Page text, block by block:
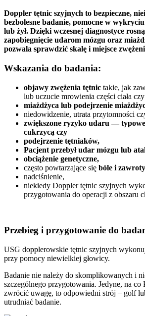
Doppler tętnic szyjnych to bezpieczne,
bezbolesne badanie, pomocne w
lub żył. Dzięki wczesnej diagnostyce
zapobiegnięcie udarom mózgu oraz
pozwala sprawdzić skalę i miejsce
Wskazania do badania:
objawy zwężenia tętnic takie, jak
lub uczucie mrowienia części ciała
miażdżyca lub podejrzenie
niedowidzenie, utrata przytomności
zwiększone ryzyko udaru — typowe
cukrzycą czy
podejrzenie tętniaków,
Pacjent przebył udar mózgu lub
obciążenie genetyczne,
często powtarzające się bóle i
nadciśnienie,
niekiedy Doppler tętnic szyjnych
przygotowania do operacji z obszaru
Przebieg i przygotowanie do
USG dopplerowskie tętnic szyjnych
przy pomocy niewielkiej głowicy.
Badanie nie należy do skomplikowanych i
szczególnego przygotowania. Jedyne, na co
zwrócić uwagę, to odpowiedni strój – golf
utrudniać badanie.